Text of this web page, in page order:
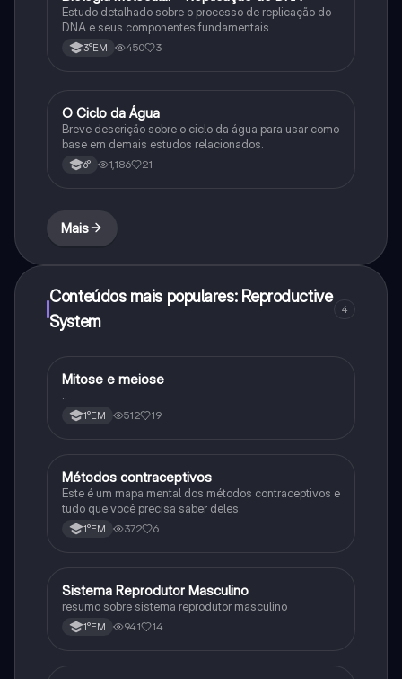
Estudo detalhado sobre o processo de replicação do
DNA e seus componentes fundamentais
3°EM 450 3
Química
O Ciclo da Água
Breve descrição sobre o ciclo da água para usar como
base em demais estudos relacionados.
6° 1,186 21
Mais
Conteúdos mais populares: Reproductive
System
4
Biologia
Mitose e meiose
..
1°EM 512 19
Biologia
Métodos contraceptivos
Este é um mapa mental dos métodos contraceptivos e
tudo que você precisa saber deles.
1°EM 372 6
Biologia
Sistema Reprodutor Masculino
resumo sobre sistema reprodutor masculino
1°EM 941 14